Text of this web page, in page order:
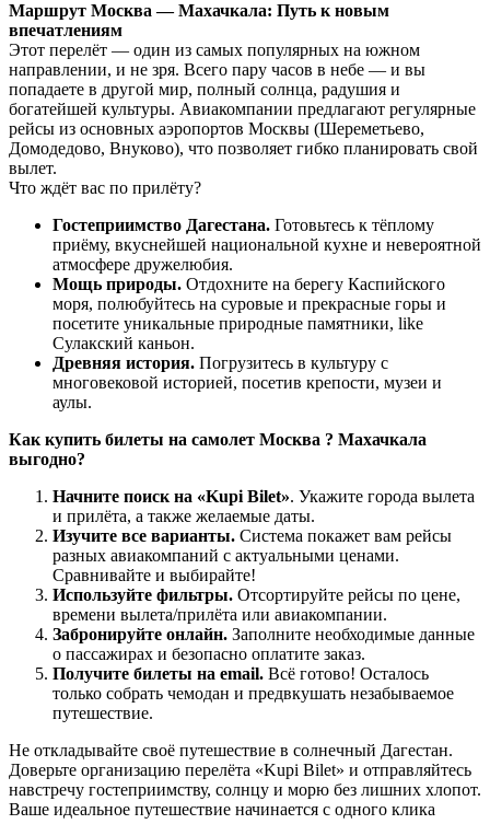
Маршрут Москва — Махачкала: Путь к новым
впечатлениям
Этот перелёт — один из самых популярных на южном
направлении, и не зря. Всего пару часов в небе — и вы
попадаете в другой мир, полный солнца, радушия и
богатейшей культуры. Авиакомпании предлагают регулярные
рейсы из основных аэропортов Москвы (Шереметьево,
Домодедово, Внуково), что позволяет гибко планировать свой
вылет.
Что ждёт вас по прилёту?
Гостеприимство Дагестана. Готовьтесь к тёплому
приёму, вкуснейшей национальной кухне и невероятной
атмосфере дружелюбия.
Мощь природы. Отдохните на берегу Каспийского
моря, полюбуйтесь на суровые и прекрасные горы и
посетите уникальные природные памятники, like
Сулакский каньон.
Древняя история. Погрузитесь в культуру с
многовековой историей, посетив крепости, музеи и
аулы.
Как купить билеты на самолет Москва ? Махачкала
выгодно?
Начните поиск на «Kupi Bilet». Укажите города вылета
и прилёта, а также желаемые даты.
Изучите все варианты. Система покажет вам рейсы
разных авиакомпаний с актуальными ценами.
Сравнивайте и выбирайте!
Используйте фильтры. Отсортируйте рейсы по цене,
времени вылета/прилёта или авиакомпании.
Забронируйте онлайн. Заполните необходимые данные
о пассажирах и безопасно оплатите заказ.
Получите билеты на email. Всё готово! Осталось
только собрать чемодан и предвкушать незабываемое
путешествие.
Не откладывайте своё путешествие в солнечный Дагестан.
Доверьте организацию перелёта «Kupi Bilet» и отправляйтесь
навстречу гостеприимству, солнцу и морю без лишних хлопот.
Ваше идеальное путешествие начинается с одного клика